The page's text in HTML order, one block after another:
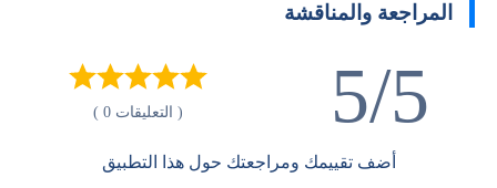
المراجعة والمناقشة
5/5 ( التعليقات 0 )
أضف تقييمك ومراجعتك حول هذا التطبيق